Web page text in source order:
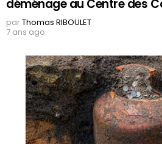
déménage au Centre des
parThomas RIBOULET
7 ans ago